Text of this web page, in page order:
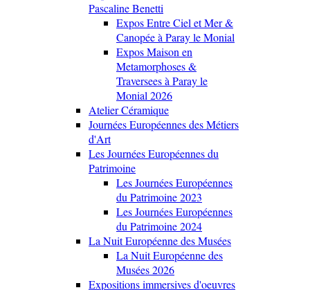
Pascaline Benetti
Expos Entre Ciel et Mer &
Canopée à Paray le Monial
Expos Maison en
Metamorphoses &
Traversees à Paray le
Monial 2026
Atelier Céramique
Journées Européennes des Métiers
d'Art
Les Journées Européennes du
Patrimoine
Les Journées Européennes
du Patrimoine 2023
Les Journées Européennes
du Patrimoine 2024
La Nuit Européenne des Musées
La Nuit Européenne des
Musées 2026
Expositions immersives d'oeuvres